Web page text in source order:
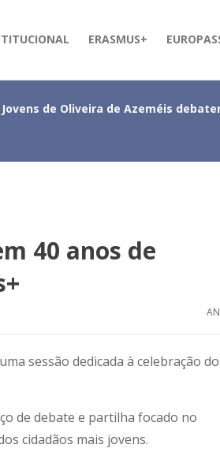
ERASMUS+
Jovens de Oliveira de Azeméis
40 anos de
sessão dedicada à celebração
de debate e partilha focado no
cidadãos mais jovens.